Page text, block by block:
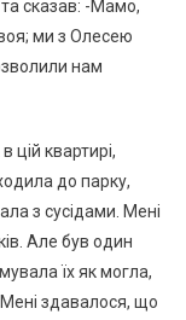
сказав: -Мамо,
ми з Олесею
нам
цій квартирі,
до парку,
з сусідами. Мені
Але був один
їх як могла,
здавалося, що